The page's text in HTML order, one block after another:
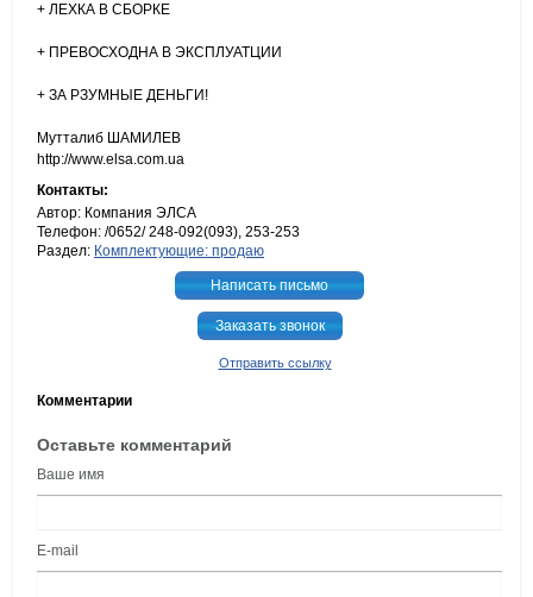
+ ЛЕХКА В СБОРКЕ
+ ПРЕВОСХОДНА В ЭКСПЛУАТЦИИ
+ ЗА РЗУМНЫЕ ДЕНЬГИ!
Мутталиб ШАМИЛЕВ
http://www.elsa.com.ua
Контакты:
Автор: Компания ЭЛСА
Телефон: /0652/ 248-092(093), 253-253
Раздел: Комплектующие: продаю
Написать письмо
Заказать звонок
Отправить ссылку
Комментарии
Оставьте комментарий
Ваше имя
E-mail